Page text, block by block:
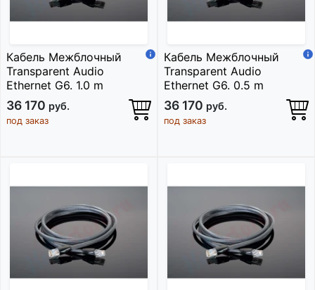
Кабель Межблочный
Transparent Audio
Ethernet G6. 1.0 m
36 170 руб.
под заказ
Кабель Межблочный
Transparent Audio
Ethernet G6. 0.5 m
36 170 руб.
под заказ